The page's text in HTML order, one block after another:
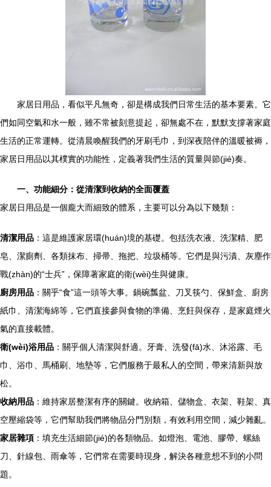
家居日用品，看似平凡無奇，卻是構成我們日常生活的基本要素。它
們如同空氣和水一般，雖不常被刻意提起，卻無處不在，默默支撐著家庭
生活的正常運轉。從清晨喚醒我們的牙刷毛巾，到深夜陪伴的溫暖被褥，
家居日用品以其樸實的功能性，定義著我們生活的質量與節(jié)奏。
一、功能細分：從清潔到收納的全面覆蓋
家居日用品是一個龐大而細致的體系，主要可以分為以下幾類：
清潔用品 ：這是維護家居環(huán)境的基礎。包括洗衣液、洗潔精、肥
皂、潔廁劑、各類抹布、掃帚、拖把、垃圾桶等。它們是與污漬、灰塵作
戰(zhàn)的“士兵”，保障著家庭的衛(wèi)生與健康。
廚房用品 ：關乎“食”這一頭等大事。鍋碗瓢盆、刀叉筷勺、保鮮盒、廚房
紙巾、清潔海綿等，它們直接參與食物的準備、烹飪與保存，是家庭煙火
氣的直接載體。
衛(wèi)浴用品 ：關乎個人清潔與舒適。牙膏、洗發(fā)水、沐浴露、毛
巾、浴巾、馬桶刷、地墊等，它們服務于最私人的空間，帶來清新與放
松。
收納用品 ：維持家居整潔有序的關鍵。收納箱、儲物盒、衣架、鞋架、真
空壓縮袋等，它們幫助我們將物品分門別類，有效利用空間，減少雜亂。
家居雜項 ：填充生活細節(jié)的各類物品。如燈泡、電池、膠帶、螺絲
刀、針線包、雨傘等，它們常在需要時現身，解決各種意想不到的小問
題。